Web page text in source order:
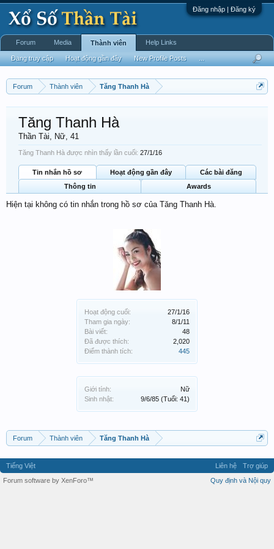
Đăng nhập | Đăng ký
Forum Thành viên Tăng Thanh Hà
Hoạt động cuối:
27/1/16
Tham gia ngày:
8/1/11
Bài viết:
48
Đã được thích:
2,020
Điểm thành tích:
445
Giới tính:
Nữ
Sinh nhật:
9/6/85 (Tuổi: 41)
Tăng Thanh Hà
Thần Tài, Nữ, 41
Tăng Thanh Hà được nhìn thấy lần cuối: 27/1/16
Tin nhắn hồ sơ Hoạt động gần đây
Các bài đăng
Thông tin
Awards
Hiện tại không có tin nhắn trong hồ sơ của Tăng Thanh Hà.
Forum Thành viên Tăng Thanh Hà
Forum Media Thành viên
Đang truy cập Hoạt động gần đây New Profile Posts
Help Links
Tiếng Việt Liên hệ
Trợ giúp
Quy định và Nội quy
Forum software by XenForo™